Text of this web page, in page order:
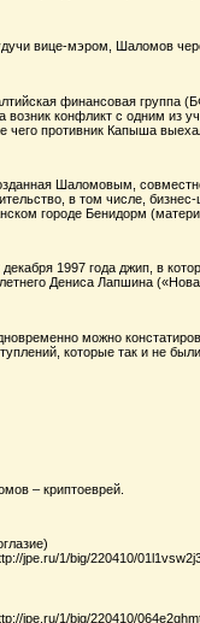
вице-мэром, Шаломов
финансовая группа
возник конфликт с одним из
чего противник Капыша
Шаломовым,
в том числе,
городе Бенидорм
декабря 1997 года джип, в
Дениса Лапшина
можно
которые так и не
– криптоеврей.